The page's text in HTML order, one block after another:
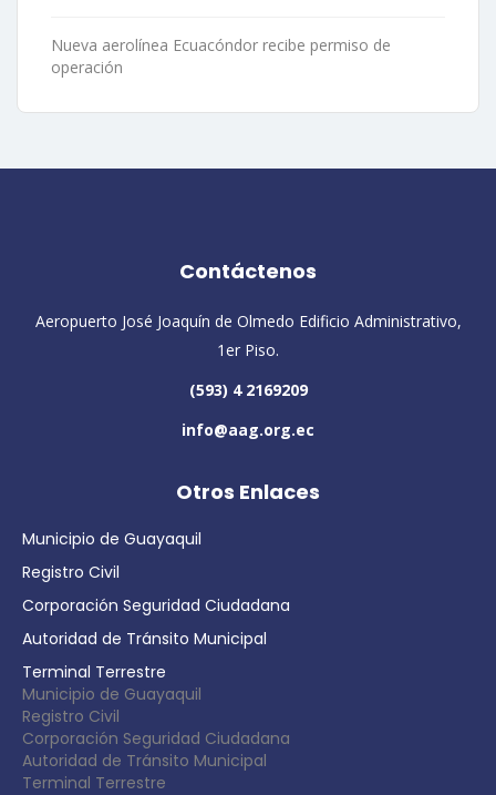
Nueva aerolínea Ecuacóndor recibe permiso de
operación
Contáctenos
Aeropuerto José Joaquín de Olmedo Edificio Administrativo,
1er Piso.
(593) 4 2169209
info@aag.org.ec
Otros Enlaces
Municipio de Guayaquil
Registro Civil
Corporación Seguridad Ciudadana
Autoridad de Tránsito Municipal
Terminal Terrestre
Municipio de Guayaquil
Registro Civil
Corporación Seguridad Ciudadana
Autoridad de Tránsito Municipal
Terminal Terrestre